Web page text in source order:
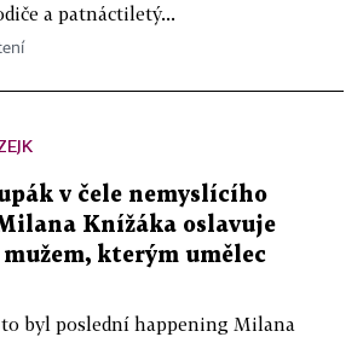
a patnáctiletý...
v čele nemyslícího
Knížáka oslavuje
kterým umělec
byl poslední happening Milana